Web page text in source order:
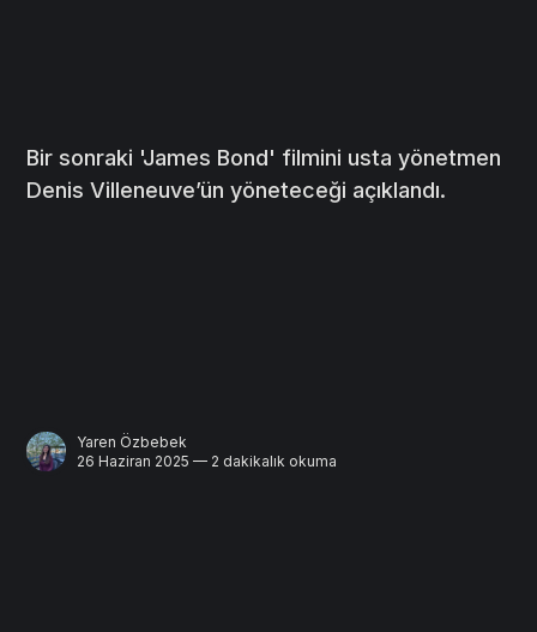
Bir sonraki 'James Bond' filmini usta yönetmen
Denis Villeneuve’ün yöneteceği açıklandı.
Yaren Özbebek
26 Haziran 2025 — 2 dakikalık okuma